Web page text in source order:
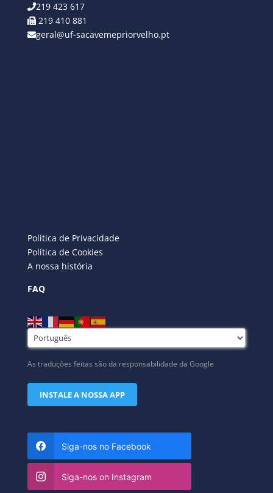
219 423 617
219 410 881
geral@uf-sacavemepriorvelho.pt
Política de Privacidade
Política de Cookies
A nossa história
FAQ
As traduções feitas são da responsabilidade da Google
INSTALE A NOSSA APP
Siga-nos no Facebook
Siga-nos on Instagram